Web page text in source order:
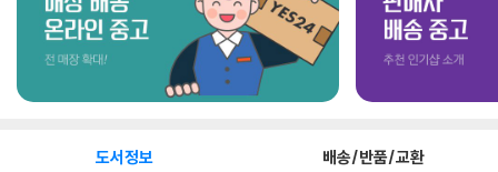
도서정보 배송/반품/교환